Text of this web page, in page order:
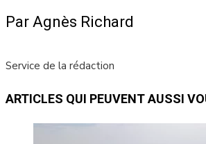
Par Agnès Richard
Service de la rédaction
ARTICLES QUI PEUVENT AUSSI